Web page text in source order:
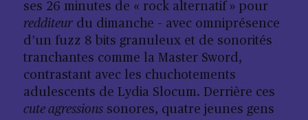
ses 26 minutes de « rock alternatif » pour
redditeurdu dimanche – avec omniprésence
d’un fuzz 8 bits granuleux et de sonorités
tranchantes comme la Master Sword,
contrastant avec les chuchotements
adulescents de Lydia Slocum. Derrière ces
cute agressionssonores, quatre jeunes gens